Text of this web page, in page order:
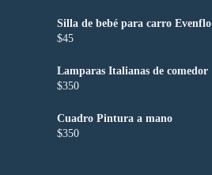
Silla de bebé para carro Evenflo
$45
Lamparas Italianas de comedor
$350
Cuadro Pintura a mano
$350